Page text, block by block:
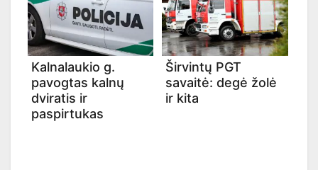
Kalnalaukio g.
pavogtas kalnų
dviratis ir
paspirtukas
Širvintų PGT
savaitė: degė žolė
ir kita